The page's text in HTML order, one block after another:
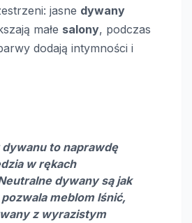
jasne dywany
małe salony, podczas
dodają intymności i
dywanuto naprawdę
w rękach
dywany są jak
meblom lśnić,
z wyrazistym